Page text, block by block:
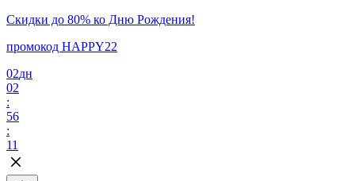
Скидки до 80% ко Дню Рождения!
промокод HAPPY22
02дн
02
:
56
:
11